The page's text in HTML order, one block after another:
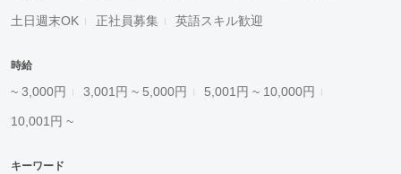
土日週末OK 正社員募集 英語スキル歓迎
時給
~ 3,000円 3,001円 ~ 5,000円 5,001円 ~ 10,000円
10,001円 ~
キーワード